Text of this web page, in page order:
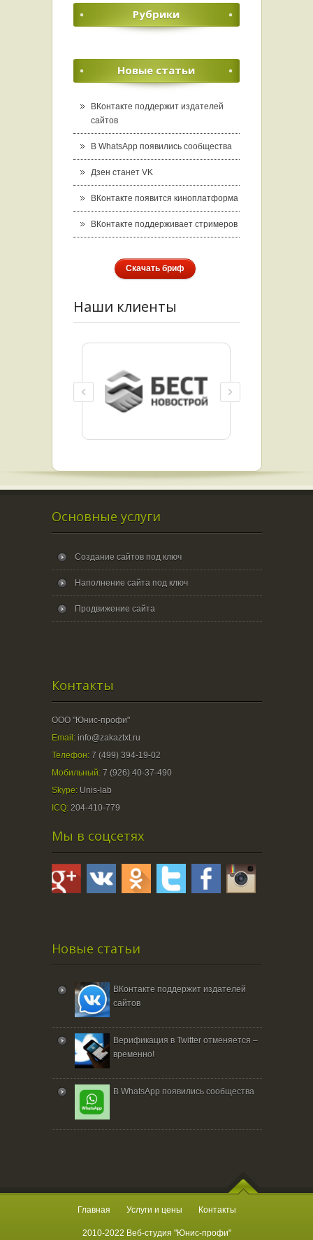
Рубрики
Новые статьи
ВКонтакте поддержит издателей
сайтов
В WhatsApp появились сообщества
Дзен станет VK
ВКонтакте появится киноплатформа
ВКонтакте поддерживает стримеров
Скачать бриф
Наши клиенты
Основные услуги
Создание сайтов под ключ
Наполнение сайта под ключ
Продвижение сайта
Контакты
ООО "Юнис-профи"
Email: info@zakaztxt.ru
Телефон:7 (499) 394-19-02
Мобильный:7 (926) 40-37-490
Skype: Unis-lab
ICQ:204-410-779
Мы в соцсетях
Новые статьи
ВКонтакте поддержит издателей
сайтов
Верификация в Twitter отменяется –
временно!
В WhatsApp появились сообщества
Главная Услуги и цены Контакты
2010-2022 Веб-студия "Юнис-профи"